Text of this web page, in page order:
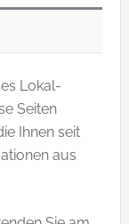
Lokal-
Seiten
Ihnen seit
aus